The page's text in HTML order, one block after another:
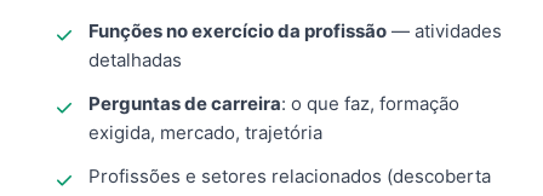
Funções no exercício da profissão — atividades
detalhadas
Perguntas de carreira: o que faz, formação
exigida, mercado, trajetória
Profissões e setores relacionados (descoberta